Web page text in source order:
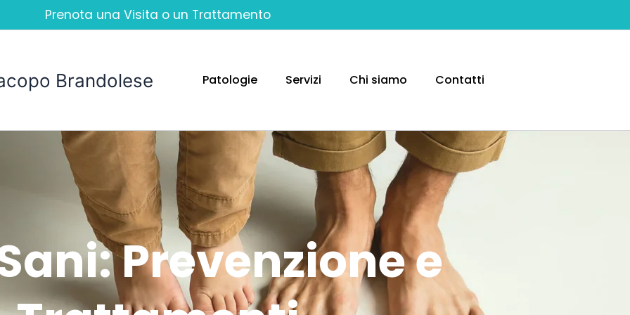
Prenota una Visita o un Trattamento
Brandolese Patologie Servizi Chi siamo Contatti
Prevenzione e